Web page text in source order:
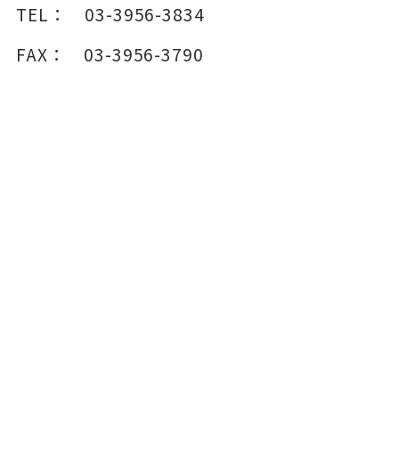
TEL：
03-3956-3834
FAX：
03-3956-3790